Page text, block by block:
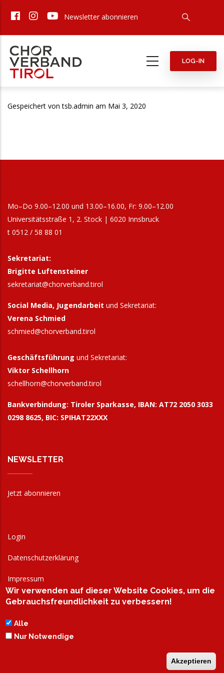
zum
Newsletter abonnieren
LOG-IN
Gespeichert vontsb.admin am Mai 3, 2020
Mo–Do 9.00–12.00 und 13.00–16.00, Fr: 9.00–12.00
Universitätsstraße 1, 2. Stock | 6020 Innsbruck
t 0512 / 58 88 01
Sekretariat:
Brigitte Luftensteiner
sekretariat@chorverband.tirol
Social Media, Jugendarbeit und Sekretariat:
Verena Schmied
schmied@chorverband.tirol
Geschäftsführung und Sekretariat:
Viktor Schellhorn
schellhorn@chorverband.tirol
Bankverbindung: Tiroler Sparkasse, IBAN: AT72 2050 3033
0298 8625, BIC: SPIHAT22XXX
NEWSLETTER
Jetzt abonnieren
Login
Datenschutzerklärung
Impressum
AGB
Wir verwenden auf dieser Website Cookies, um die
Gebrauchsfreundlichkeit zu verbessern!
Alle
Nur Notwendige
Akzeptieren